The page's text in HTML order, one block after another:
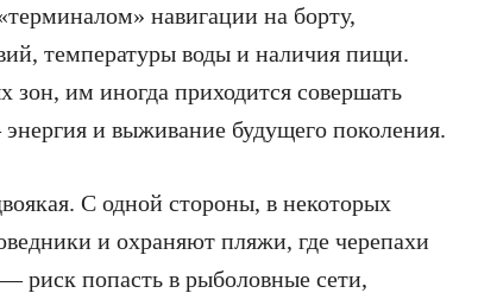
навигации на борту,
температуры воды и наличия пищи.
им иногда приходится совершать
и выживание будущего поколения.
С одной стороны, в некоторых
и охраняют пляжи, где черепахи
риск попасть в рыболовные сети,